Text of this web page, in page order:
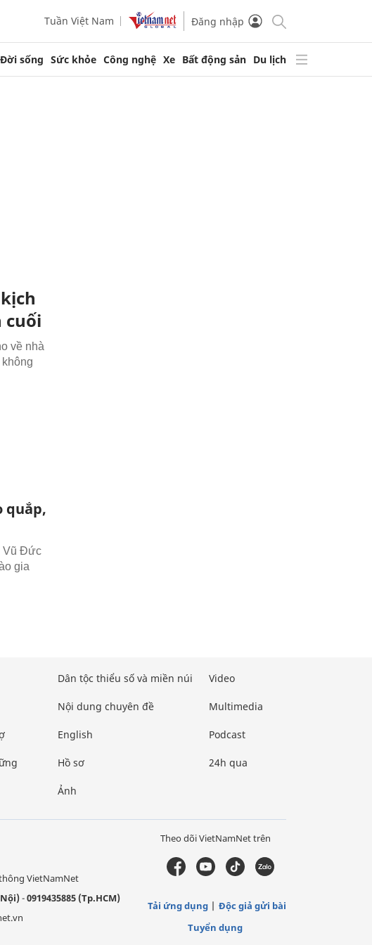
Tuần Việt Nam Đăng nhập
Đời sống Sức khỏe Công nghệ Xe Bất động sản Du lịch
cuối
về nhà
quắp,
Vũ Đức
gia
Dân tộc thiểu số và miền núi
Nội dung chuyên đề
English
Hồ sơ
Ảnh
Video
Multimedia
Podcast
24h qua
VietNamNet
Nội)-0919435885 (Tp.HCM)
Theo dõi VietNamNet trên
Tải ứng dụng
Độc giả gửi bài
Tuyển dụng